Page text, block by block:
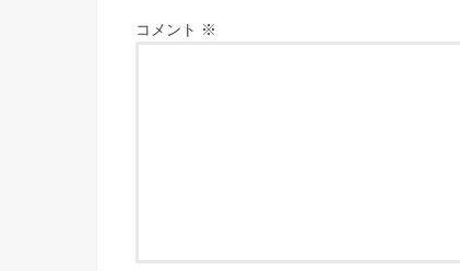
コメント ※